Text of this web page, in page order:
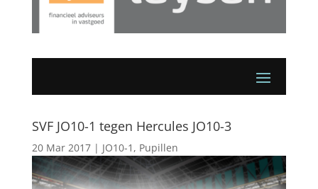
SVF JO10-1 tegen Hercules JO10-3
20 Mar 2017| JO10-1 , Pupillen